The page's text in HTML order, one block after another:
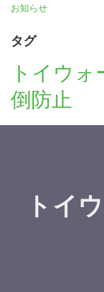
お知らせ
タグ
トイウォ
倒防止
トイ